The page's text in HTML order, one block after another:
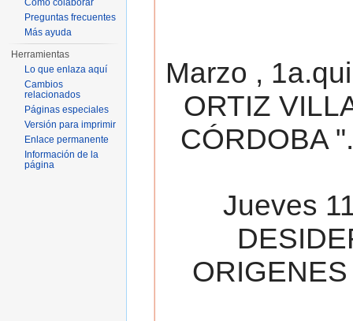
Marzo ,
ORTIZ
CÓRDOBA
Jueves
Cómo colaborar
Preguntas frecuentes
Más ayuda
Herramientas
Lo que enlaza aquí
Cambios
relacionados
Páginas especiales
Versión para imprimir
Enlace permanente
Información de la
página